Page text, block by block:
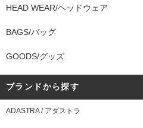
HEAD WEAR/ヘッドウェア
BAGS/バッグ
GOODS/グッズ
ブランドから探す
ADASTRA / アダストラ